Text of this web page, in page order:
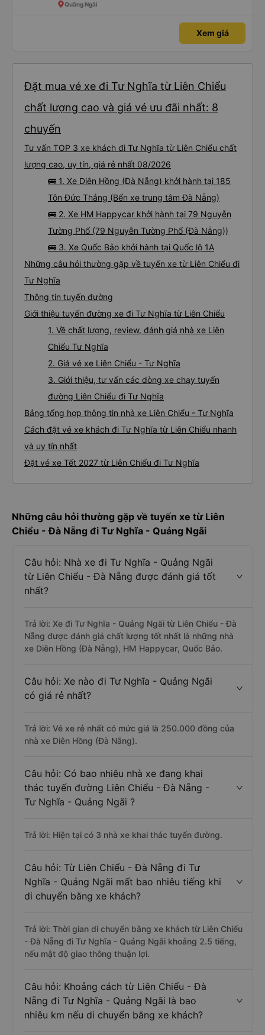
Quãng Ngãi
Xem giá
Đặt mua vé xe đi Tư Nghĩa từ Liên Chiểu
chất lượng cao và giá vé ưu đãi nhất: 8
chuyến
Tư vấn TOP 3 xe khách đi Tư Nghĩa từ Liên Chiểu chất
lượng cao, uy tín, giá rẻ nhất 08/2026
🚌 1. Xe Diên Hồng (Đà Nẵng) khởi hành tại 185
Tôn Đức Thắng (Bến xe trung tâm Đà Nẵng)
🚌 2. Xe HM Happycar khởi hành tại 79 Nguyễn
Tường Phổ (79 Nguyễn Tường Phổ (Đà Nẵng))
🚌 3. Xe Quốc Bảo khởi hành tại Quốc lộ 1A
Những câu hỏi thường gặp về tuyến xe từ Liên Chiểu đi
Tư Nghĩa
Thông tin tuyến đường
Giới thiệu tuyến đường xe đi Tư Nghĩa từ Liên Chiểu
1. Về chất lượng, review, đánh giá nhà xe Liên
Chiểu Tư Nghĩa
2. Giá vé xe Liên Chiểu - Tư Nghĩa
3. Giới thiệu, tư vấn các dòng xe chạy tuyến
đường Liên Chiểu đi Tư Nghĩa
Bảng tổng hợp thông tin nhà xe Liên Chiểu - Tư Nghĩa
Cách đặt vé xe khách đi Tư Nghĩa từ Liên Chiểu nhanh
và uy tín nhất
Đặt vé xe Tết 2027 từ Liên Chiểu đi Tư Nghĩa
Những câu hỏi thường gặp về tuyến xe từ Liên
Chiểu - Đà Nẵng đi Tư Nghĩa - Quảng Ngãi
Câu hỏi: Nhà xe đi Tư Nghĩa - Quảng Ngãi
từ Liên Chiểu - Đà Nẵng được đánh giá tốt
nhất?
Trả lời: Xe đi Tư Nghĩa - Quảng Ngãi từ Liên Chiểu - Đà
Nẵng được đánh giá chất lượng tốt nhất là những nhà
xe Diên Hồng (Đà Nẵng), HM Happycar, Quốc Bảo.
Câu hỏi: Xe nào đi Tư Nghĩa - Quảng Ngãi
có giá rẻ nhất?
Trả lời: Vé xe rẻ nhất có mức giá là 250.000 đồng của
nhà xe Diên Hồng (Đà Nẵng).
Câu hỏi: Có bao nhiêu nhà xe đang khai
thác tuyến đường Liên Chiểu - Đà Nẵng -
Tư Nghĩa - Quảng Ngãi ?
Trả lời: Hiện tại có 3 nhà xe khai thác tuyến đường.
Câu hỏi: Từ Liên Chiểu - Đà Nẵng đi Tư
Nghĩa - Quảng Ngãi mất bao nhiêu tiếng khi
di chuyển bằng xe khách?
Trả lời: Thời gian di chuyển bằng xe khách từ Liên Chiểu
- Đà Nẵng đi Tư Nghĩa - Quảng Ngãi khoảng 2.5 tiếng,
nếu mật độ giao thông thuận lợi.
Câu hỏi: Khoảng cách từ Liên Chiểu - Đà
Nẵng đi Tư Nghĩa - Quảng Ngãi là bao
nhiêu km nếu di chuyển bằng xe khách?